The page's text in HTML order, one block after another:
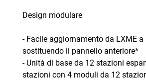
Design modulare
- Facile aggiornamento da LXME a
sostituendo il pannello anteriore*
- Unità di base da 12 stazioni
stazioni con 4 moduli da 12